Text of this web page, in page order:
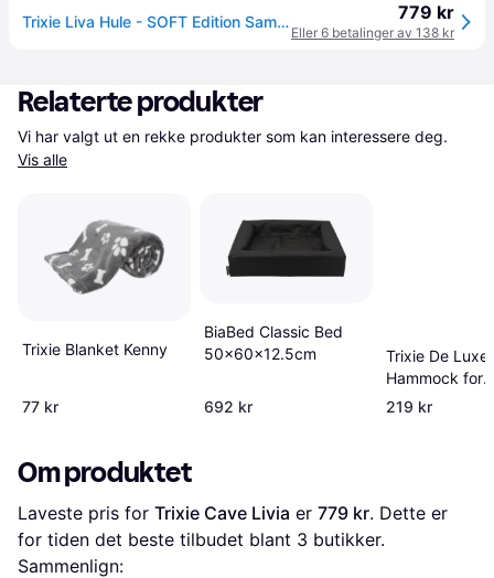
Trixie Liva Hule - SOFT Edition Sammenleggbar Kosehule i Plysj - Medium 779 kr
Eller 6 betalinger av 138 kr
Relaterte produkter
Vis alle
Trixie Blanket Kenny
77 kr
BiaBed Classic Bed
50x60x12.5cm
692 kr
Trixie De Luxe
Hammock for
Radiators
219 kr
Om produktet
Laveste pris for Trixie Cave Livia er 779 kr. Dette er
for tiden det beste tilbudet blant 3 butikker.
Sammenlign: